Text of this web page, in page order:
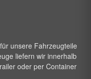
unsere Fahrzeugteile
liefern wir innerhalb
oder per Container